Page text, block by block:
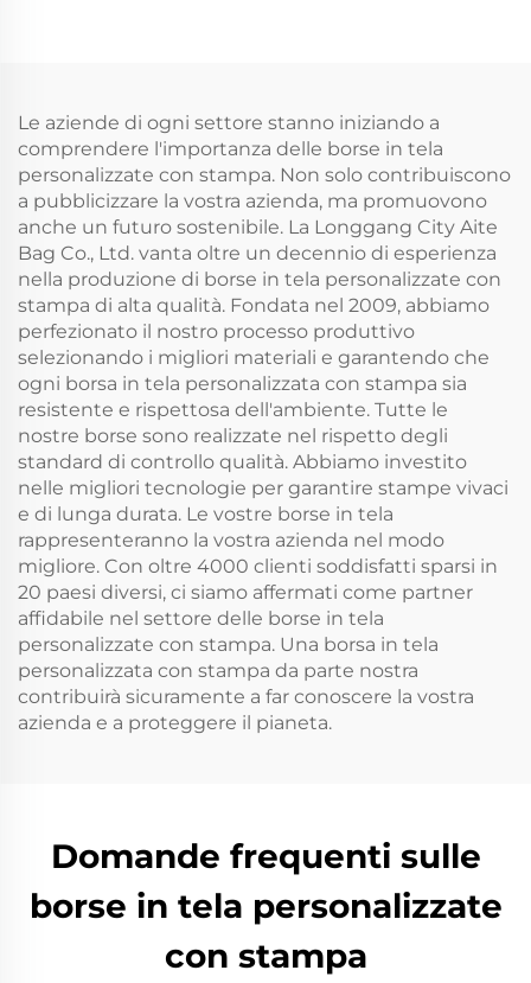
come Confezione
Regalo Ecologica
all'aperto
Le aziende di ogni settore stanno iniziando a
comprendere l'importanza delle borse in tela
personalizzate con stampa. Non solo contribuiscono
a pubblicizzare la vostra azienda, ma promuovono
anche un futuro sostenibile. La Longgang City Aite
Bag Co., Ltd. vanta oltre un decennio di esperienza
nella produzione di borse in tela personalizzate con
stampa di alta qualità. Fondata nel 2009, abbiamo
perfezionato il nostro processo produttivo
selezionando i migliori materiali e garantendo che
ogni borsa in tela personalizzata con stampa sia
resistente e rispettosa dell'ambiente. Tutte le
nostre borse sono realizzate nel rispetto degli
standard di controllo qualità. Abbiamo investito
nelle migliori tecnologie per garantire stampe vivaci
e di lunga durata. Le vostre borse in tela
rappresenteranno la vostra azienda nel modo
migliore. Con oltre 4000 clienti soddisfatti sparsi in
20 paesi diversi, ci siamo affermati come partner
affidabile nel settore delle borse in tela
personalizzate con stampa. Una borsa in tela
personalizzata con stampa da parte nostra
contribuirà sicuramente a far conoscere la vostra
azienda e a proteggere il pianeta.
Domande frequenti sulle
borse in tela personalizzate
con stampa